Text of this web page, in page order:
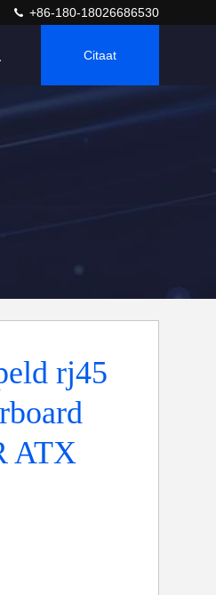
+86-180-18026686530
Citaat
rj45
ATX